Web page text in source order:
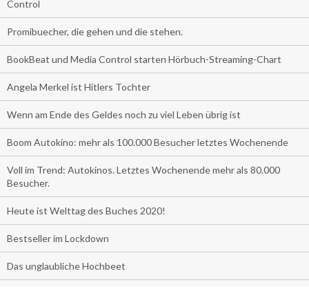
Control
Promibuecher, die gehen und die stehen.
BookBeat und Media Control starten Hörbuch-Streaming-Chart
Angela Merkel ist Hitlers Tochter
Wenn am Ende des Geldes noch zu viel Leben übrig ist
Boom Autokino: mehr als 100.000 Besucher letztes Wochenende
Voll im Trend: Autokinos. Letztes Wochenende mehr als 80.000
Besucher.
Heute ist Welttag des Buches 2020!
Bestseller im Lockdown
Das unglaubliche Hochbeet